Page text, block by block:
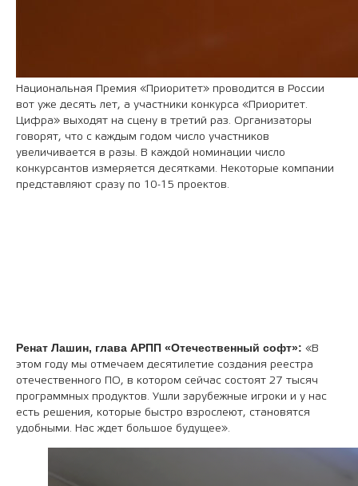
Национальная Премия «Приоритет» проводится в России
вот уже десять лет, а участники конкурса «Приоритет.
Цифра» выходят на сцену в третий раз. Организаторы
говорят, что с каждым годом число участников
увеличивается в разы. В каждой номинации число
конкурсантов измеряется десятками. Некоторые компании
представляют сразу по 10-15 проектов.
Ренат Лашин, глава АРПП «Отечественный софт»: «В
этом году мы отмечаем десятилетие создания реестра
отечественного ПО, в котором сейчас состоят 27 тысяч
программных продуктов. Ушли зарубежные игроки и у нас
есть решения, которые быстро взрослеют, становятся
удобными. Нас ждет большое будущее».